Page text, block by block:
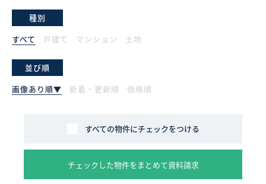
お客様の声
お知らせ
採用情報
サイトマップ
種別
すべて
戸建て マンション 土地
並び順
画像あり順▼
新着・更新順 価格順
すべての物件にチェックをつける
チェックした物件をまとめて資料請求